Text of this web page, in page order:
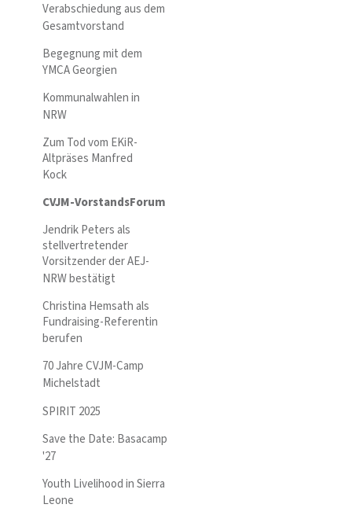
Verabschiedung aus dem
Gesamtvorstand
Begegnung mit dem
YMCA Georgien
Kommunalwahlen in
NRW
Zum Tod vom EKiR-
Altpräses Manfred
Kock
CVJM-VorstandsForum
Jendrik Peters als
stellvertretender
Vorsitzender der AEJ-
NRW bestätigt
Christina Hemsath als
Fundraising-Referentin
berufen
70 Jahre CVJM-Camp
Michelstadt
SPIRIT 2025
Save the Date: Basacamp
'27
Youth Livelihood in Sierra
Leone